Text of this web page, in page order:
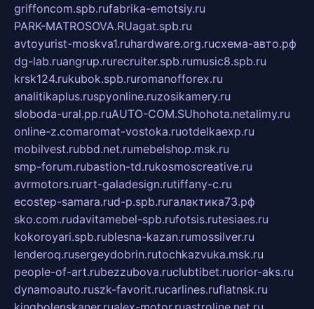
griffoncom.spb.rufabrika-emotsiy.ru
PARK-MATROSOVA.RUagat.spb.ru
avtoyurist-moskva1.ruhardware.org.ruсхема-авто.рф
dg-lab.ruangrup.rurecruiter.spb.rumusic8.spb.ru
krsk124.rukubok.spb.ruromanofforex.ru
analitikaplus.ruspyonline.ruzosikamery.ru
sloboda-ural.pp.ruAUTO-COM.SUhohota.netalimy.ru
online-z.comaromat-vostoka.ruotdelkaexp.ru
mobilvest.rubbd.net.rumebelshop.msk.ru
smp-forum.rubastion-td.rukosmoscreative.ru
avrmotors.ruart-galadesign.rutiffany-c.ru
ecostep-samara.rud-p.spb.ruгалактика73.рф
sko.com.rudavitamebel-spb.rufotsis.rutesiaes.ru
kokoroyari.spb.rublesna-kazan.rumossilver.ru
lenderoq.rusergeydobrin.rutochkazvuka.msk.ru
people-of-art.rubezzubova.ruclubtibet.ruorior-aks.ru
dynamoauto.ruszk-favorit.rucarlines.ruflatnsk.ru